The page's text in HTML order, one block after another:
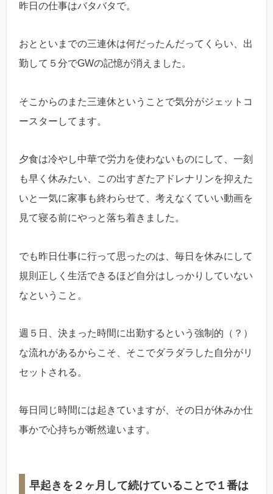
昨日の仕事はバタバタで。
おとといまでの三連休は何だったんだってくらい、出
勤して５分でGWの記憶が消えました。
そこからのまた三連休ということで気分がジェットコ
ースターしてます。
夕食は冷やし中華で労力を使わないものにして、一刻
も早く休みたい、この出すぎたアドレナリンを抑えた
いと一気に家事も終わらせて、考えなくていい動画を
見て寝る前にやっと落ち着きました。
でも昨日仕事に行って思ったのは、毎日を休みにして
規則正しく生活できるほど自分はしっかりしていない
なということ。
週５日、決まった時間に出勤するという強制的（？）
な流れがあるからこそ、そこでダラダラした自分がリ
セットされる。
毎日同じ時間には起きていますが、その日が休みか仕
事かで心持ちが断然違います。
早起きを２ヶ月して続けていることで１番は